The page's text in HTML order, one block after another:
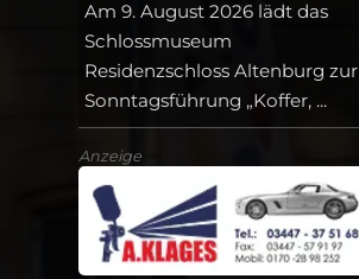
Am 9. August 2026 lädt das
Schlossmuseum
Residenzschloss Altenburg zur
Sonntagsführung „Koffer, ...
Anzeige